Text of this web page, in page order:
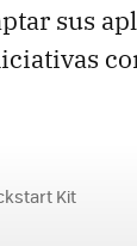
sus
Kit